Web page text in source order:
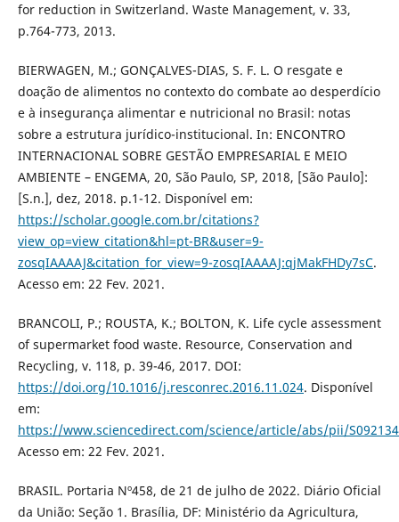
for reduction in Switzerland. Waste Management, v. 33,
p.764-773, 2013.
BIERWAGEN, M.; GONÇALVES-DIAS, S. F. L. O resgate e
doação de alimentos no contexto do combate ao desperdício
e à insegurança alimentar e nutricional no Brasil: notas
sobre a estrutura jurídico-institucional. In: ENCONTRO
INTERNACIONAL SOBRE GESTÃO EMPRESARIAL E MEIO
AMBIENTE – ENGEMA, 20, São Paulo, SP, 2018, [São Paulo]:
[S.n.], dez, 2018. p.1-12. Disponível em:
https://scholar.google.com.br/citations?
view_op=view_citation&hl=pt-BR&user=9-
zosqIAAAAJ&citation_for_view=9-zosqIAAAAJ:qjMakFHDy7sC.
Acesso em: 22 Fev. 2021.
BRANCOLI, P.; ROUSTA, K.; BOLTON, K. Life cycle assessment
of supermarket food waste. Resource, Conservation and
Recycling, v. 118, p. 39-46, 2017. DOI:
https://doi.org/10.1016/j.resconrec.2016.11.024. Disponível
em:
https://www.sciencedirect.com/science/article/abs/pii/
Acesso em: 22 Fev. 2021.
BRASIL. Portaria Nº458, de 21 de julho de 2022. Diário Oficial
da União: Seção 1. Brasília, DF: Ministério da Agricultura,